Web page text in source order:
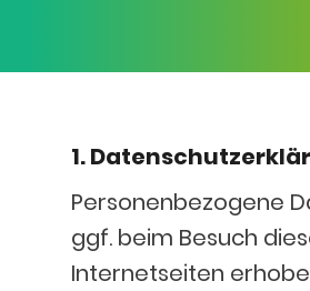
1.
Personenbezogene
ggf. beim Besuch
Internetseiten